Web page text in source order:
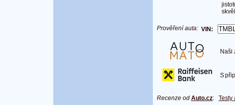
Prověření auta: VIN:
Naši
S
Recenze od Auto.cz: Testy